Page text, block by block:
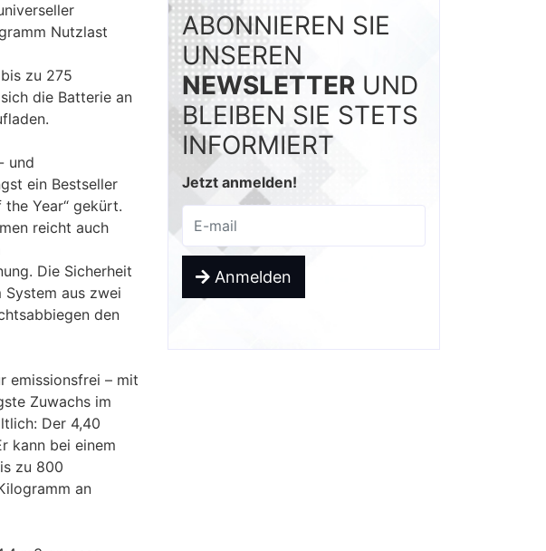
Nutzlast
zu 275
die Batterie an
und
ein Bestseller
Year“ gekürt.
reicht auch
Die Sicherheit
aus zwei
den
emissionsfrei – mit
Zuwachs im
Der 4,40
kann bei einem
zu 800
an
ABONNIEREN SIE
UNSEREN
NEWSLETTER UND
BLEIBEN SIE STETS
INFORMIERT
Jetzt anmelden!
Anmelden